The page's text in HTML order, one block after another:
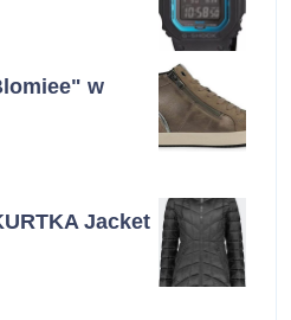
w
Jacket